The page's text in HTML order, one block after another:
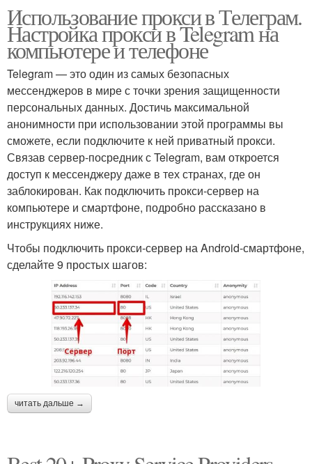
Использование прокси в Телеграм.
Настройка прокси в Telegram на
компьютере и телефоне
Telegram — это один из самых безопасных
мессенджеров в мире с точки зрения защищенности
персональных данных. Достичь максимальной
анонимности при использовании этой программы вы
сможете, если подключите к ней приватный прокси.
Связав сервер-посредник с Telegram, вам откроется
доступ к мессенджеру даже в тех странах, где он
заблокирован. Как подключить прокси-сервер на
компьютере и смартфоне, подробно рассказано в
инструкциях ниже.
Чтобы подключить прокси-сервер на Android-смартфоне,
сделайте 9 простых шагов:
читать дальше →